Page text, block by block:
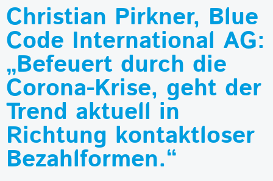
Christian Pirkner, Blue
Code International AG:
„Befeuert durch die
Corona-Krise, geht der
Trend aktuell in
Richtung kontaktloser
Bezahlformen.“